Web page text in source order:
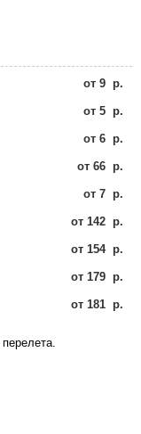
от 9 р.
от 5 р.
от 6 р.
от 66 р.
от 7 р.
от 142 р.
от 154 р.
от 179 р.
от 181 р.
перелета.